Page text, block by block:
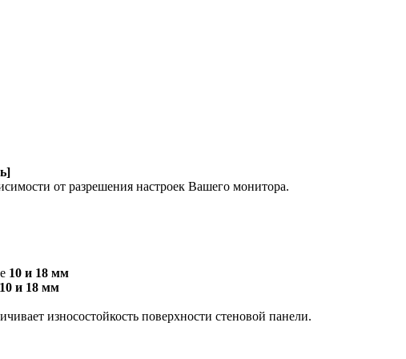
от разрешения настроек Вашего монитора.
10 и 18 мм
10 и 18 мм
износостойкость поверхности стеновой панели.